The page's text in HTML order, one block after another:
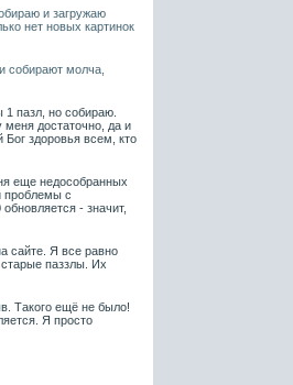
и загружаю
нет новых картинок
собирают молча,
пазл, но собираю.
достаточно, да и
Бог здоровья всем, кто
еще недособранных
проблемы с
- значит,
сайте. Я все равно
паззлы. Их
Такого ещё не было!
Я просто